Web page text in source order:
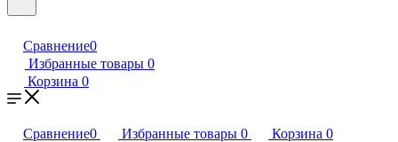
Сравнение0
Избранные товары 0
Корзина 0
Сравнение0 Избранные товары 0 Корзина 0